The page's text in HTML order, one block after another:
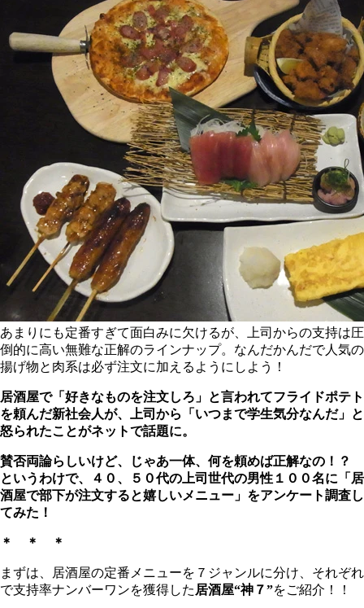
あまりにも定番すぎて面白みに欠けるが、上司からの支持は圧
倒的に高い無難な正解のラインナップ。なんだかんだで人気の
揚げ物と肉系は必ず注文に加えるようにしよう！
居酒屋で「好きなものを注文しろ」と言われてフライドポテト
を頼んだ新社会人が、上司から「いつまで学生気分なんだ」と
怒られたことがネットで話題に。
賛否両論らしいけど、じゃあ一体、何を頼めば正解なの！？
というわけで、４０、５０代の上司世代の男性１００名に「居
酒屋で部下が注文すると嬉しいメニュー」をアンケート調査し
てみた！
＊ ＊ ＊
まずは、居酒屋の定番メニューを７ジャンルに分け、それぞれ
で支持率ナンバーワンを獲得した 居酒屋“神７”をご紹介！！